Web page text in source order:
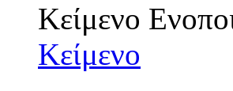
Κείμενο
Κείμενο